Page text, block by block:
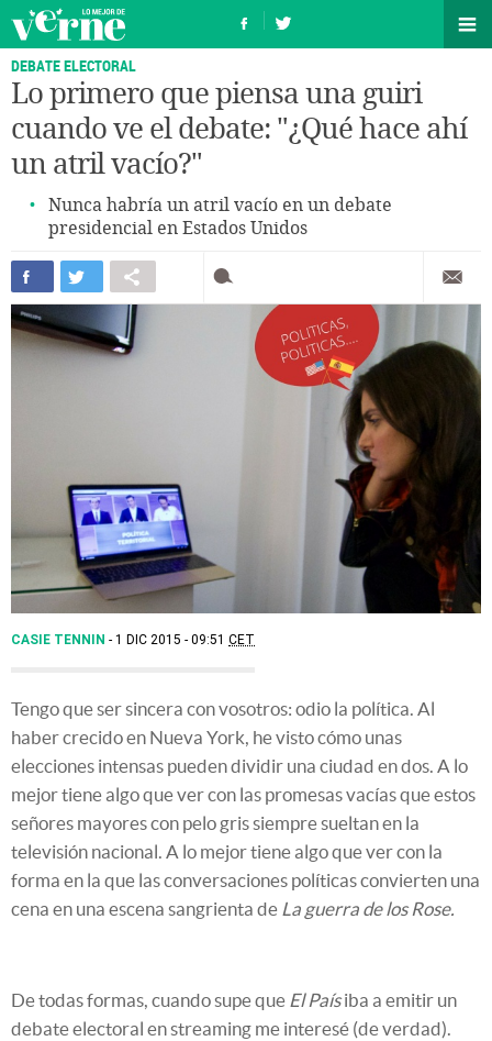
DEBATE ELECTORAL
Lo primero que piensa una guiri
cuando ve el debate: "¿Qué hace ahí
un atril vacío?"
Nunca habría un atril vacío en un debate
presidencial en Estados Unidos
CASIE TENNIN 1 DIC 2015 - 09:51 CET
Tengo que ser sincera con vosotros: odio la política. Al
haber crecido en Nueva York, he visto cómo unas
elecciones intensas pueden dividir una ciudad en dos. A lo
mejor tiene algo que ver con las promesas vacías que estos
señores mayores con pelo gris siempre sueltan en la
televisión nacional. A lo mejor tiene algo que ver con la
forma en la que las conversaciones políticas convierten una
cena en una escena sangrienta de La guerra de los Rose.
De todas formas, cuando supe que El Paísiba a emitir un
debate electoral en streaming me interesé (de verdad).